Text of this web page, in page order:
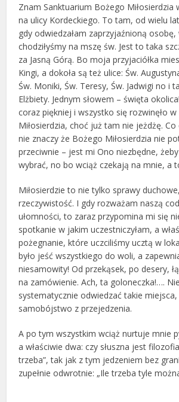
Znam Sanktuarium Bożego Miłosierdzia
na ulicy Kordeckiego. To tam, od wielu
gdy odwiedzałam zaprzyjaźnioną osobę,
chodziłyśmy na mszę św. Jest to taka
za Jasną Górą. Bo moja przyjaciółka
Kingi, a dokoła są też ulice: Św.
Św. Moniki, Św. Teresy, Św. Jadwigi no i
Elżbiety. Jednym słowem – święta
coraz piękniej i wszystko się rozwinęło
Miłosierdzia, choć już tam nie jeżdżę. Co
nie znaczy że Bożego Miłosierdzia nie
przeciwnie – jest mi Ono niezbędne,
wybrać, no bo wciąż czekają na mnie, a
Miłosierdzie to nie tylko sprawy
rzeczywistość. I gdy rozważam naszą
ułomności, to zaraz przypomina mi się
spotkanie w jakim uczestniczyłam, a
pożegnanie, które uczciliśmy ucztą w
było jeść wszystkiego do woli, a
niesamowity! Od przekąsek, po desery,
na zamówienie. Ach, ta goloneczka!….
systematycznie odwiedzać takie
samobójstwo z przejedzenia.
A po tym wszystkim wciąż nurtuje mnie
a właściwie dwa: czy słuszna jest
trzeba”, tak jak z tym jedzeniem bez
zupełnie odwrotnie: „Ile trzeba tyle